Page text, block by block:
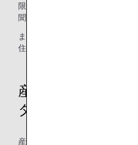
限定だった品物が首都圏に届き
聞くことができて嬉しい」とい
また、その生産地に興味を持つ
住が拡大することも期待されま
産直空輸 木下 真
タビュー
産直空輸の生みの親である木下